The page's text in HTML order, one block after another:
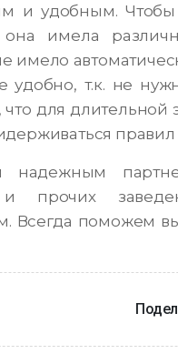
и удобным. Чтобы
имела
имело
т.к. не
для длительной
правил
надежным
прочих
Всегда поможем